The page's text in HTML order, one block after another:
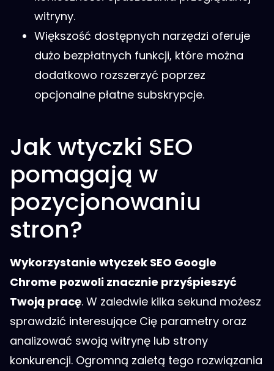
witryny.
Większość dostępnych narzędzi oferuje
dużo bezpłatnych funkcji, które można
dodatkowo rozszerzyć poprzez
opcjonalne płatne subskrypcje.
Jak wtyczki SEO
pomagają w
pozycjonowaniu
stron?
Wykorzystanie wtyczek SEO Google
Chrome pozwoli znacznie przyśpieszyć
Twoją pracę. W zaledwie kilka sekund możesz
sprawdzić interesujące Cię parametry oraz
analizować swoją witrynę lub strony
konkurencji. Ogromną zaletą tego rozwiązania